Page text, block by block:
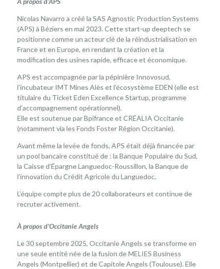
Nicolas Navarro a créé la SAS Agnostic Production Systems
(APS) à Béziers en mai 2023. Cette start-up deeptech se
positionne comme un acteur clé de la réindustrialisation en
France et en Europe, en rendant la création et la
modification des usines rapide, efficace et économique.
APS est accompagnée par la pépinière Innovosud,
l’incubateur IMT Mines Alès et l’écosystème EDEN (elle est
titulaire du Ticket Eden Excellence Startup, programme
d’accompagnement opérationnel).
Elle est soutenue par Bpifrance et CRÉALIA Occitanie
(notamment via les Fonds Foster Région Occitanie).
Avant même la levée de fonds, APS était déjà financée par
un pool bancaire constitué de : la Banque Populaire du Sud,
la Caisse d’Épargne Languedoc-Roussillon, la Banque de
l’innovation du Crédit Agricole du Languedoc.
L’équipe compte plus de 20 collaborateurs et continue de
recruter activement.
À propos d’Occitanie Angels
Le 30 septembre 2025, Occitanie Angels se transforme en
une seule entité née de la fusion de MELIES Business
Angels (Montpellier) et de Capitole Angels (Toulouse). Elle